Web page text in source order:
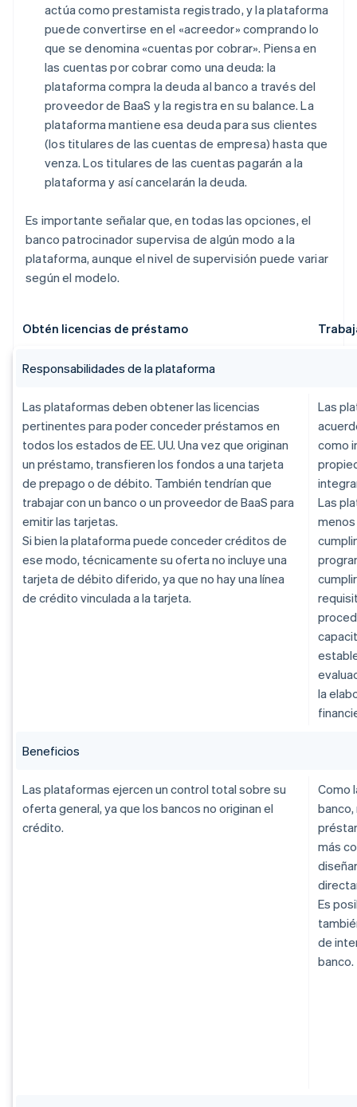
actúa como prestamista registrado, y la plataforma
puede convertirse en el «acreedor» comprando lo
que se denomina «cuentas por cobrar». Piensa en
las cuentas por cobrar como una deuda: la
plataforma compra la deuda al banco a través del
proveedor de BaaS y la registra en su balance. La
plataforma mantiene esa deuda para sus clientes
(los titulares de las cuentas de empresa) hasta que
venza. Los titulares de las cuentas pagarán a la
plataforma y así cancelarán la deuda.
Es importante señalar que, en todas las opciones, el
banco patrocinador supervisa de algún modo a la
plataforma, aunque el nivel de supervisión puede variar
según el modelo.
Obtén licencias de préstamo
Responsabilidades de la plataforma
Las plataformas deben obtener las licencias
pertinentes para poder conceder préstamos en
todos los estados de EE. UU. Una vez que originan
un préstamo, transfieren los fondos a una tarjeta
de prepago o de débito. También tendrían que
trabajar con un banco o un proveedor de BaaS para
emitir las tarjetas.
Si bien la plataforma puede conceder créditos de
ese modo, técnicamente su oferta no incluye una
tarjeta de débito diferido, ya que no hay una línea
de crédito vinculada a la tarjeta.
Las
como
Las
la
Beneficios
Las plataformas ejercen un control total sobre su
oferta general, ya que los bancos no originan el
crédito.
Como
más
Es
de
banco.